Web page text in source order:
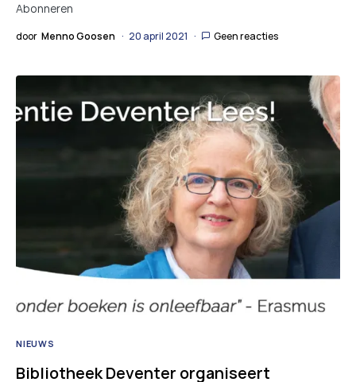
Abonneren
door Menno Goosen 20 april 2021 Geen reacties
NIEUWS
Bibliotheek Deventer organiseert